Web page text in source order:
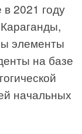
2021 году
элементы
на базе
начальных